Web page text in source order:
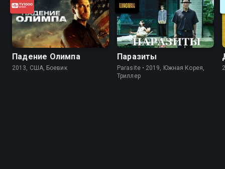
Падение Олимпа
2013, США, Боевик
Паразиты
Parasite • 2019, Южная Корея,
Триллер